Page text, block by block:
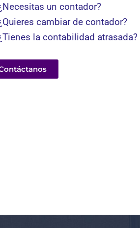
un contador?
cambiar de contador?
la contabilidad atrasada?